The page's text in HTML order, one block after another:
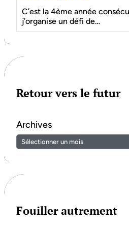
C’est la 4ème année
j’organise un défi de…
Retour vers le futur
Archives
Fouiller autrement